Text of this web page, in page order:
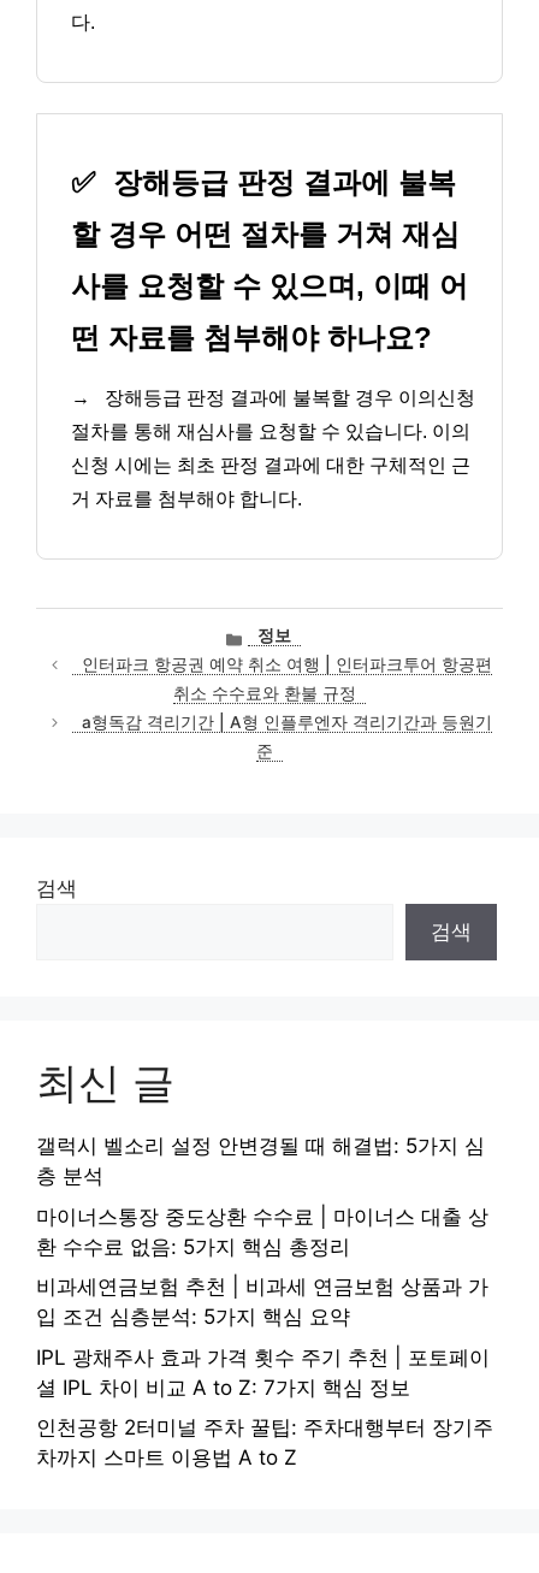
다.
✅ 장해등급 판정 결과에 불복
할 경우 어떤 절차를 거쳐 재심
사를 요청할 수 있으며, 이때 어
떤 자료를 첨부해야 하나요?
→
장해등급 판정 결과에 불복할 경우 이의신청
절차를 통해 재심사를 요청할 수 있습니다. 이의
신청 시에는 최초 판정 결과에 대한 구체적인 근
거 자료를 첨부해야 합니다.
카
테
고
리
정보
인터파크 항공권 예약 취소 여행 | 인터파크투어 항공편
취소 수수료와 환불 규정
a형독감 격리기간 | A형 인플루엔자 격리기간과 등원기
준
검색
검색
최신 글
갤럭시 벨소리 설정 안변경될 때 해결법: 5가지 심
층 분석
마이너스통장 중도상환 수수료 | 마이너스 대출 상
환 수수료 없음: 5가지 핵심 총정리
비과세연금보험 추천 | 비과세 연금보험 상품과 가
입 조건 심층분석: 5가지 핵심 요약
IPL 광채주사 효과 가격 횟수 주기 추천 | 포토페이
셜 IPL 차이 비교 A to Z: 7가지 핵심 정보
인천공항 2터미널 주차 꿀팁: 주차대행부터 장기주
차까지 스마트 이용법 A to Z